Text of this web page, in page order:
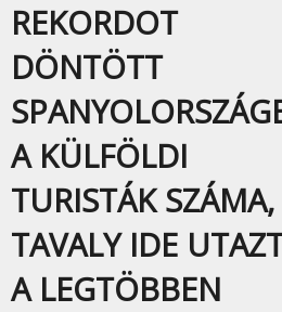
REKORDOT
DÖNTÖTT
A KÜLFÖLDI
TURISTÁK SZÁMA,
TAVALY IDE
A LEGTÖBBEN